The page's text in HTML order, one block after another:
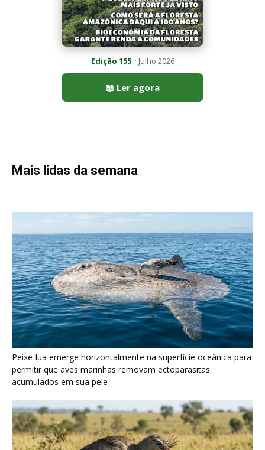
Edição 155· Julho 2026
📖 Ler agora
Mais lidas da semana
Peixe-lua emerge horizontalmente na superfície oceânica para
permitir que aves marinhas removam ectoparasitas
acumulados em sua pele